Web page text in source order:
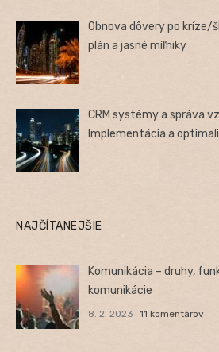
Obnova dôvery po
plán a jasné míľniky
CRM systémy a správa
Implementácia a
NAJČÍTANEJŠIE
Komunikácia – druhy,
komunikácie
8. 2. 2023 11 komentárov